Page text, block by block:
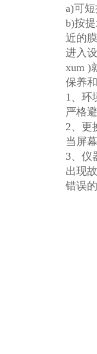
a)可
b)按
近的
进入
xum )
保养
1、环
严格
2、更
当屏
3、仪
出现
错误